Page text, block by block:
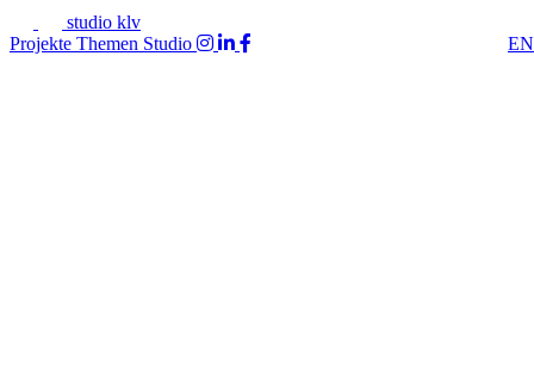
studio klv
Projekte Themen Studio EN